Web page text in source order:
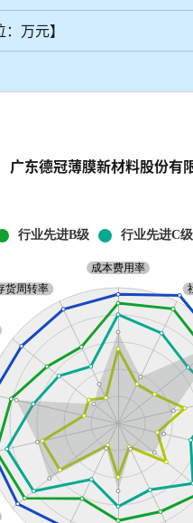
万元】
广东德冠薄膜新材料股份有